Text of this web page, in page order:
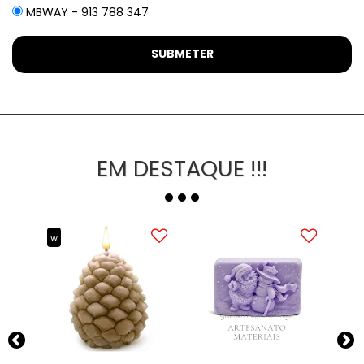
MBWAY - 913 788 347
SUBMETER
EM DESTAQUE !!!
w